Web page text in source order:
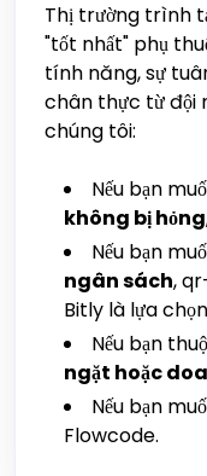
Thị trường trình
"tốt nhất" phụ
tính năng, sự
chân thực từ đội
chúng tôi:
Nếu bạn
không bị hỏng
Nếu bạn
ngân sách,
Bitly là lựa
Nếu bạn
ngặt hoặc
Nếu bạn
Flowcode.